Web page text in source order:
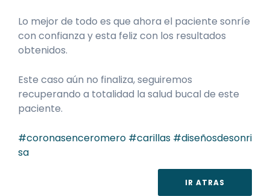
Lo mejor de todo es que ahora el paciente sonríe
con confianza y esta feliz con los resultados
obtenidos.
Este caso aún no finaliza, seguiremos
recuperando a totalidad la salud bucal de este
paciente.
#coronasenceromero #carillas #diseñosdesonri
sa
IR ATRAS